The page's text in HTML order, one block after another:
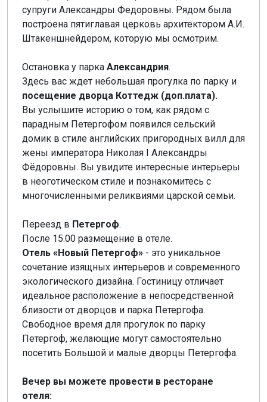
супруги Александры Федоровны. Рядом была
построена пятиглавая церковь архитектором А.И.
Штакеншнейдером, которую мы осмотрим.
Остановка у парка Александрия.
Здесь вас ждет небольшая прогулка по парку и
посещение дворца Коттедж (доп.плата).
Вы услышите историю о том, как рядом с
парадным Петергофом появился сельский
домик в стиле английских пригородных вилл для
жены императора Николая I Александры
Фёдоровны. Вы увидите интересные интерьеры
в неоготическом стиле и познакомитесь с
многочисленными реликвиями царской семьи.
Переезд в Петергоф.
После 15.00 размещение в отеле.
Отель «Новый Петергоф» - это уникальное
сочетание изящных интерьеров и современного
экологического дизайна. Гостиницу отличает
идеальное расположение в непосредственной
близости от дворцов и парка Петергофа.
Свободное время для прогулок по парку
Петергоф, желающие могут самостоятельно
посетить Большой и малые дворцы Петергофа.
Вечер вы можете провести в ресторане
отеля: